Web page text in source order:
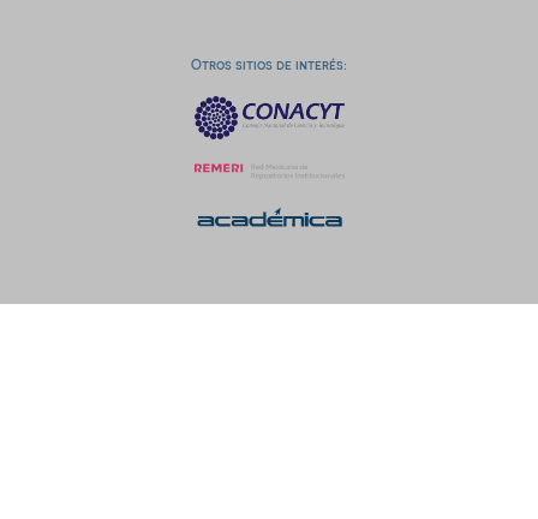
Otros sitios de interés: